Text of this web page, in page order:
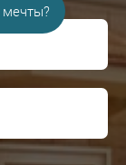
мечты?